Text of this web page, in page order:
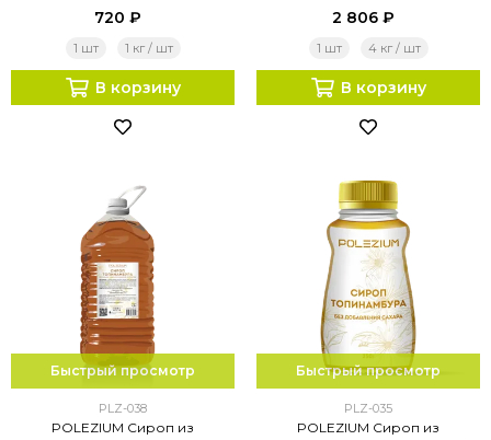
720 ₽
1 шт 1 кг / шт
В корзину
2 806 ₽
1 шт 4 кг / шт
В корзину
Быстрый просмотр
PLZ-038
POLEZIUM Сироп из
Быстрый просмотр
PLZ-035
POLEZIUM Сироп из